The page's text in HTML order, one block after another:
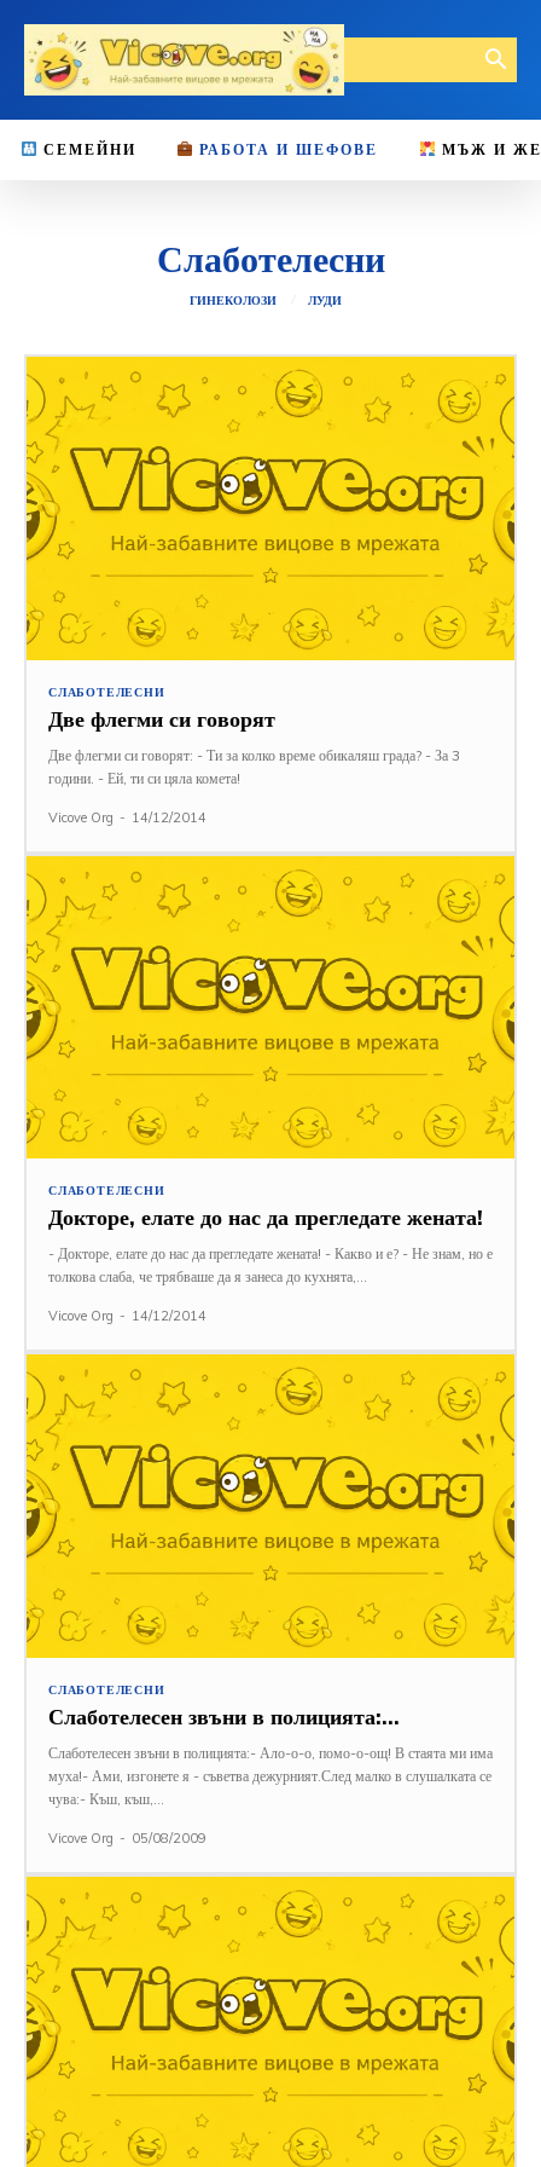
СЕМЕЙНИ РАБОТА И ШЕФОВЕ МЪЖ И
Слаботелесни
ГИНЕКОЛОЗИ ЛУДИ
СЛАБОТЕЛЕСНИ
Две флегми си говорят
Две флегми си говорят: - Ти за колко време обикаляш града? - За 3
години. - Ей, ти си цяла комета!
Vicove Org - 14/12/2014
СЛАБОТЕЛЕСНИ
Докторе, елате до нас да прегледате жената!
- Докторе, елате до нас да прегледате жената! - Какво и е? - Не знам, но е
толкова слаба, че трябваше да я занеса до кухнята,...
Vicove Org - 14/12/2014
СЛАБОТЕЛЕСНИ
Слаботелесен звъни в полицията:…
Слаботелесен звъни в полицията:- Ало-о-о, помо-о-ощ! В стаята ми има
муха!- Ами, изгонете я - съветва дежурният.След малко в слушалката се
чува:- Къш, къш,...
Vicove Org - 05/08/2009